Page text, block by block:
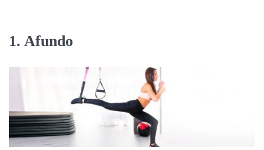
1. Afundo